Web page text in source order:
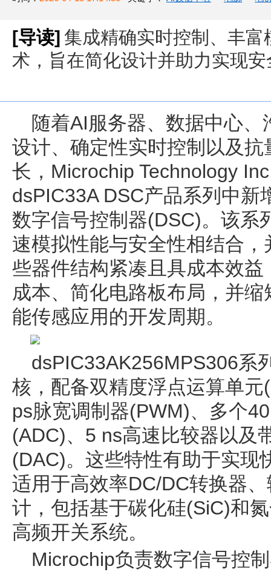
[导读] 集成精确实时控制、丰
术，旨在简化设计并助力实现
随着AI服务器、数据中心
设计、确定性实时控制以及
长，Microchip Technology
dsPIC33A DSC产品系列中新
数字信号控制器(DSC)。该系
速模拟性能与安全性相结合
些器件结构紧凑且具成本效
成本、简化电路板布局，并缩
能传感应用的开发周期。
dsPIC33AK256MPS306系
核，配备双精度浮点运算单
ps脉宽调制器(PWM)、多个
(ADC)、5 ns高速比较器以及
(DAC)。这些特性有助于实现
适用于高效率DC/DC转换器
计，包括基于碳化硅(SiC)和
高频开关系统。
Microchip负责数字信号控